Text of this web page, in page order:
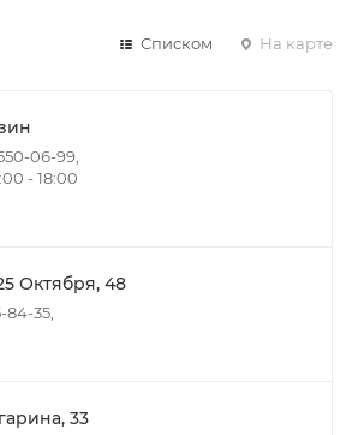
Списком На карте
06-99,
- 18:00
Октября, 48
84-35,
33